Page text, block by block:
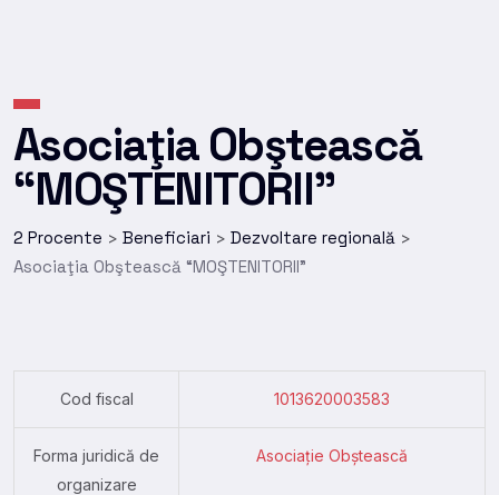
Asociaţia Obştească
“MOŞTENITORII”
2 Procente > Beneficiari > Dezvoltare regională >
Asociaţia Obştească “MOŞTENITORII”
Cod fiscal 1013620003583
Forma juridică de
organizare
Asociație Obștească